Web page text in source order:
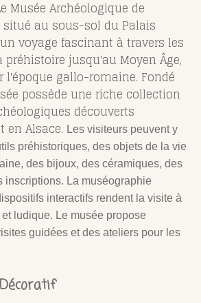
Musée Archéologique de
situé au sous-sol du Palais
voyage fascinant à travers les
préhistoire jusqu'au Moyen Âge,
l'époque gallo-romaine. Fondé
possède une riche collection
découverts
en Alsace. Les visiteurs peuvent y
préhistoriques, des objets de la vie
des bijoux, des céramiques, des
inscriptions. La muséographie
interactifs rendent la visite à
ludique. Le musée propose
guidées et des ateliers pour les